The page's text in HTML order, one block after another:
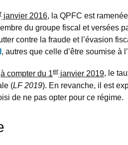
janvier 2016, la QPFC est
du groupe fiscal et versées
contre la fraude et l’évasion
, autres que celle d’être soumise à
à compter du 1erjanvier 2019, le
(LF 2019). En revanche, il est
de ne pas opter pour ce régime.